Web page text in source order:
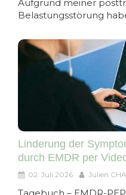
Aufgrund meiner
Belastungsstörung
Linderung der
durch EMDR per
02. Juli 2026 Julien